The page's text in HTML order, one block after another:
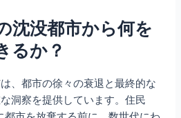
沈没都市から何を
るか？
、都市の徐々の衰退と最終的な
洞察を提供しています。住民